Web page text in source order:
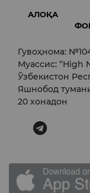
АЛОҚА
Гувоҳнома:
Муассис:
Ўзбекистон
Яшнобод
20 хонадон